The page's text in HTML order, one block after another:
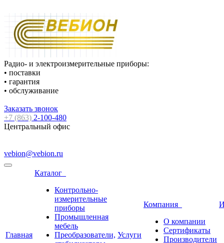
Радио- и электроизмерительные приборы:
• поставки
• гарантия
• обслуживание
Заказать звонок
+7 (863) 2-100-480
Центральный офис
vebion@vebion.ru
Главная
Каталог
Контрольно-
измерительные
приборы
Промышленная
мебель
Преобразователи, Услуги
Компания
О компании
Сертификаты
Производители